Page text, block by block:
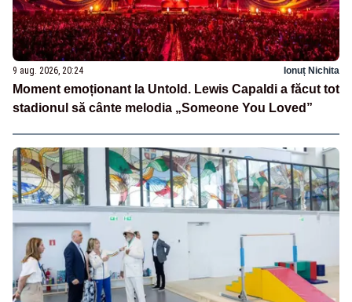
9 aug. 2026, 20:24 Ionuț Nichita
Moment emoționant la Untold. Lewis Capaldi a făcut tot
stadionul să cânte melodia „Someone You Loved”